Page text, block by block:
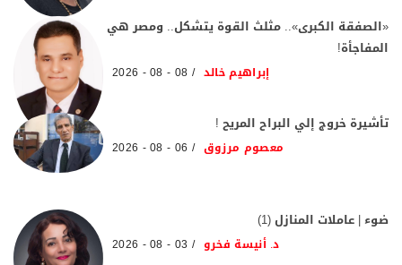
«الصفقة الكبرى».. مثلث القوة يتشكل.. ومصر هي
المفاجأة!
إبراهيم خالد 08 - 08 - 2026
تأشيرة خروج إلي البراح المريح !
معصوم مرزوق 06 - 08 - 2026
ضوء | عاملات المنازل (1)
د. أنيسة فخرو 03 - 08 - 2026